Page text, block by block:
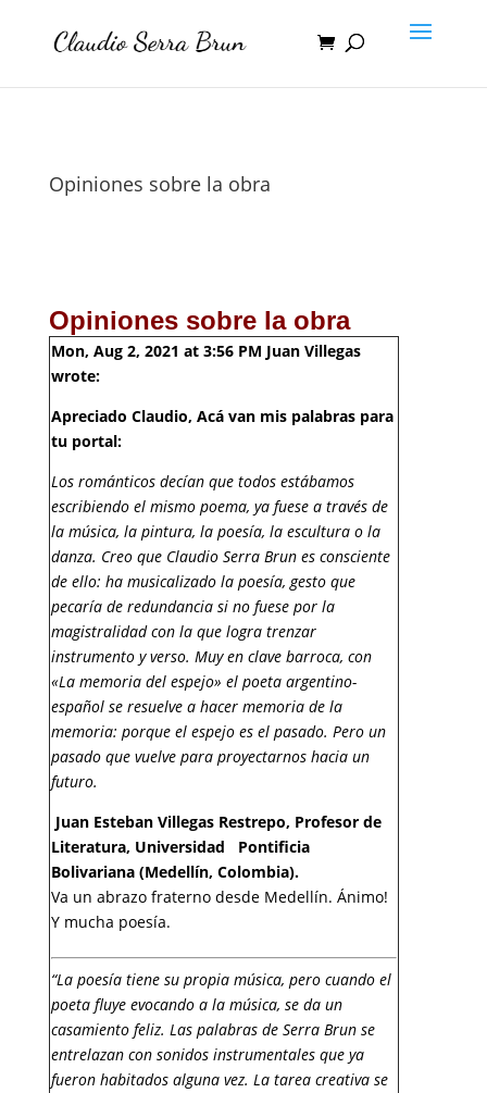
Opiniones sobre la obra
Opiniones sobre la obra
Mon, Aug 2, 2021 at 3:56 PM Juan Villegas
wrote:
Apreciado Claudio, Acá van mis palabras para
tu portal:
Los románticos decían que todos estábamos
escribiendo el mismo poema, ya fuese a través de
la música, la pintura, la poesía, la escultura o la
danza. Creo que Claudio Serra Brun es consciente
de ello: ha musicalizado la poesía, gesto que
pecaría de redundancia si no fuese por la
magistralidad con la que logra trenzar
instrumento y verso. Muy en clave barroca, con
«La memoria del espejo» el poeta argentino-
español se resuelve a hacer memoria de la
memoria: porque el espejo es el pasado. Pero un
pasado que vuelve para proyectarnos hacia un
futuro.
Juan Esteban Villegas Restrepo, Profesor de
Literatura, Universidad Pontificia
Bolivariana (Medellín, Colombia).
Va un abrazo fraterno desde Medellín. Ánimo!
Y mucha poesía.
“La poesía tiene su propia música, pero cuando el
poeta fluye evocando a la música, se da un
casamiento feliz. Las palabras de Serra Brun se
entrelazan con sonidos instrumentales que ya
fueron habitados alguna vez. La tarea creativa se